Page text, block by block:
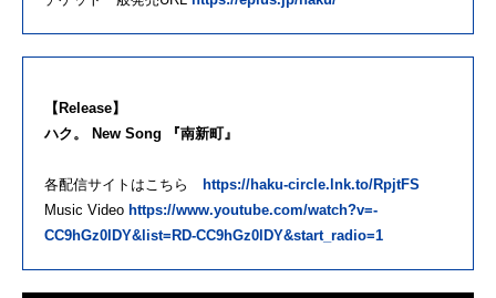
【Release】
ハク。 New Song 『南新町』
各配信サイトはこちら
https://haku-circle.lnk.to/RpjtFS
Music Video https://www.youtube.com/watch?v=-
CC9hGz0lDY&list=RD-CC9hGz0lDY&start_radio=1